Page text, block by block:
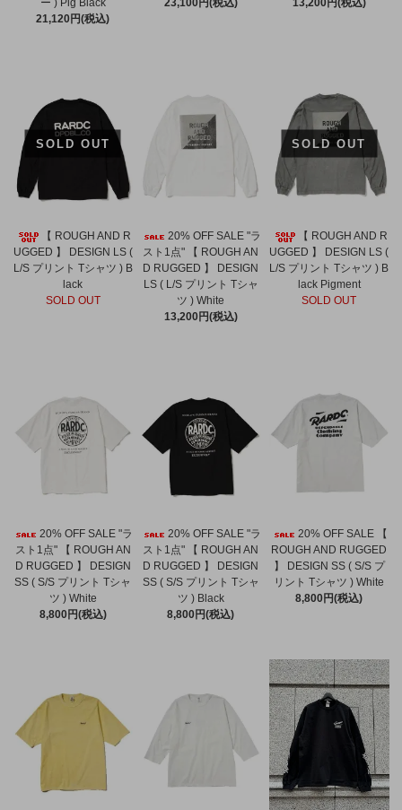
ー ) Pig Black
21,120円(税込)
23,100円(税込) 13,200円(税込)
SOLD OUT
【 ROUGH AND R
UGGED 】 DESIGN LS (
L/S プリント Tシャツ ) B
lack
SOLD OUT
20% OFF SALE "ラ
スト1点" 【 ROUGH AN
D RUGGED 】 DESIGN
LS ( L/S プリント Tシャ
ツ ) White
13,200円(税込)
SOLD OUT
【 ROUGH AND R
UGGED 】 DESIGN LS (
L/S プリント Tシャツ ) B
lack Pigment
SOLD OUT
20% OFF SALE "ラ
スト1点" 【 ROUGH AN
D RUGGED 】 DESIGN
SS ( S/S プリント Tシャ
ツ ) White
8,800円(税込)
20% OFF SALE "ラ
スト1点" 【 ROUGH AN
D RUGGED 】 DESIGN
SS ( S/S プリント Tシャ
ツ ) Black
8,800円(税込)
20% OFF SALE 【
ROUGH AND RUGGED
】 DESIGN SS ( S/S プ
リント Tシャツ ) White
8,800円(税込)